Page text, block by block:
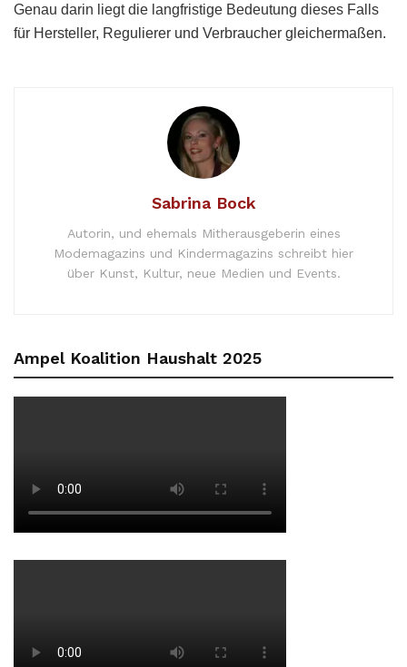
Genau darin liegt die langfristige Bedeutung dieses Falls
für Hersteller, Regulierer und Verbraucher gleichermaßen.
Sabrina Bock
Autorin, und ehemals Mitherausgeberin eines
Modemagazins und Kindermagazins schreibt hier
über Kunst, Kultur, neue Medien und Events.
Ampel Koalition Haushalt 2025